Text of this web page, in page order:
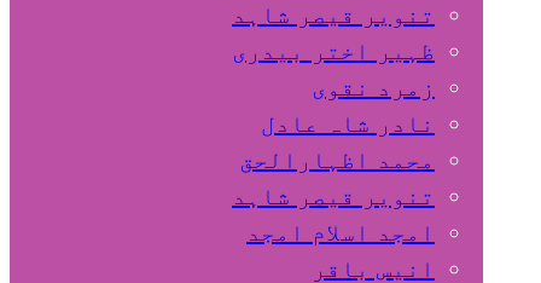
تنویر قیصر شاہد
ظہیر اختر بیدری
زمرد نقوی
نادر شاہ عادل
محمد اظہارالحق
تنویر قیصر شاہد
امجد اسلام امجد
انیس باقر